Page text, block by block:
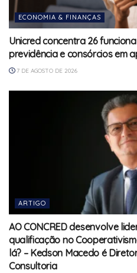
ECONOMIA & FINANÇAS
Unicred concentra 26
previdência e consórcios em
7 DE AGOSTO DE 2026
ARTIGO
AO CONCRED desenvolve
qualificação no
lá? – Kedson Macedo é
Consultoria